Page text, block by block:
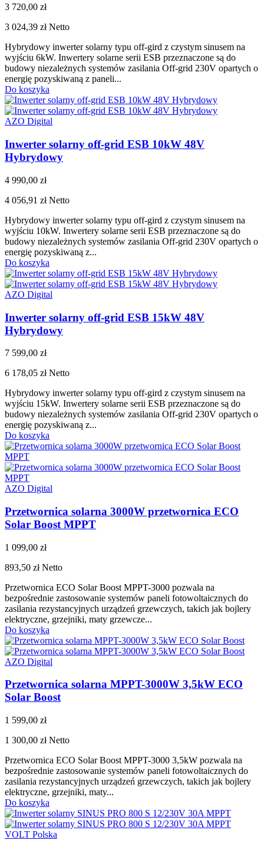
3 720,00 zł
3 024,39 złNetto
Hybrydowy inwerter solarny typu off-gird z czystym sinusem na
wyjściu 6kW. Inwertery solarne serii ESB przeznaczone są do
budowy niezależnych systemów zasilania Off-grid 230V opartych o
energię pozyskiwaną z paneli...
Do koszyka
AZO Digital
Inwerter solarny off-grid ESB 10kW 48V
Hybrydowy
4 990,00 zł
4 056,91 złNetto
Hybrydowy inwerter solarny typu off-gird z czystym sinusem na
wyjściu 10kW. Inwertery solarne serii ESB przeznaczone są do
budowy niezależnych systemów zasilania Off-grid 230V opartych o
energię pozyskiwaną z...
Do koszyka
AZO Digital
Inwerter solarny off-grid ESB 15kW 48V
Hybrydowy
7 599,00 zł
6 178,05 złNetto
Hybrydowy inwerter solarny typu off-gird z czystym sinusem na
wyjściu 15kW. Inwertery solarne serii ESB przeznaczone są do
budowy niezależnych systemów zasilania Off-grid 230V opartych o
energię pozyskiwaną z...
Do koszyka
AZO Digital
Przetwornica solarna 3000W przetwornica ECO
Solar Boost MPPT
1 099,00 zł
893,50 złNetto
Przetwornica ECO Solar Boost MPPT-3000 pozwala na
bezpośrednie zastosowanie systemów paneli fotowoltaicznych do
zasilania rezystancyjnych urządzeń grzewczych, takich jak bojlery
elektryczne, grzejniki, maty grzewcze...
Do koszyka
AZO Digital
Przetwornica solarna MPPT-3000W 3,5kW ECO
Solar Boost
1 599,00 zł
1 300,00 złNetto
Przetwornica ECO Solar Boost MPPT-3000 3,5kW pozwala na
bezpośrednie zastosowanie systemów paneli fotowoltaicznych do
zasilania rezystancyjnych urządzeń grzewczych, takich jak bojlery
elektryczne, grzejniki, maty...
Do koszyka
VOLT Polska